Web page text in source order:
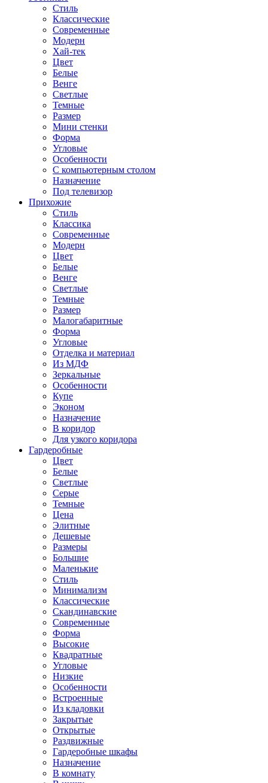
Стиль
Классические
Современные
Модерн
Хай-тек
Цвет
Белые
Венге
Светлые
Темные
Размер
Мини стенки
Форма
Угловые
Особенности
С компьютерным столом
Назначение
Под телевизор
Прихожие
Стиль
Классика
Современные
Модерн
Цвет
Белые
Венге
Светлые
Темные
Размер
Малогабаритные
Форма
Угловые
Отделка и материал
Из МДФ
Зеркальные
Особенности
Купе
Эконом
Назначение
В коридор
Для узкого коридора
Гардеробные
Цвет
Белые
Светлые
Серые
Темные
Цена
Элитные
Дешевые
Размеры
Большие
Маленькие
Стиль
Минимализм
Классические
Скандинавские
Современные
Форма
Высокие
Квадратные
Угловые
Низкие
Особенности
Встроенные
Из кладовки
Закрытые
Открытые
Раздвижные
Гардеробные шкафы
Назначение
В комнату